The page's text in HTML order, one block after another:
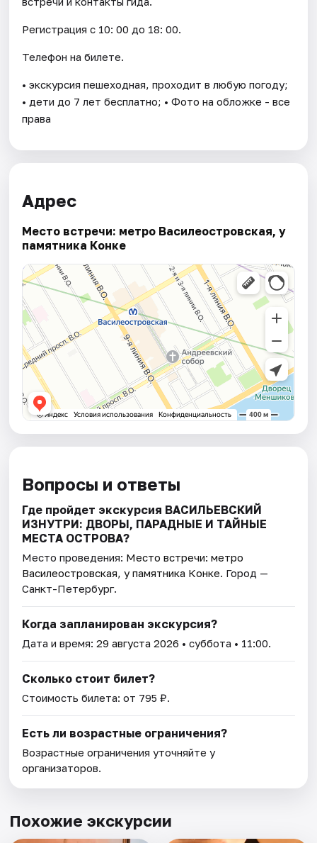
Регистрация с 10: 00 до 18: 00.
Телефон на билете.
• экскурсия пешеходная, проходит в любую погоду;
• дети до 7 лет бесплатно; • Фото на обложке - все
права
Адрес
Место встречи: метро Василеостровская, у
памятника Конке
Вопросы и ответы
Где пройдет экскурсия ВАСИЛЬЕВСКИЙ
ИЗНУТРИ: ДВОРЫ, ПАРАДНЫЕ И ТАЙНЫЕ
МЕСТА ОСТРОВА?
Место проведения: Место встречи: метро
Василеостровская, у памятника Конке. Город —
Санкт-Петербург.
Когда запланирован экскурсия?
Дата и время:29 августа 2026 • суббота • 11:00.
Сколько стоит билет?
Стоимость билета: от 795 ₽.
Есть ли возрастные ограничения?
Возрастные ограничения уточняйте у
организаторов.
Похожие экскурсии